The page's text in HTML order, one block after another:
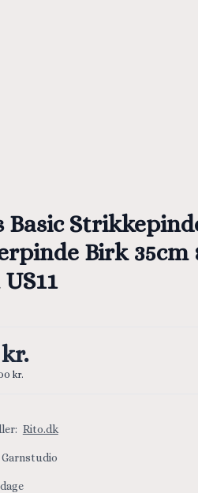
Basic
Birk
kr.
Rito.dk